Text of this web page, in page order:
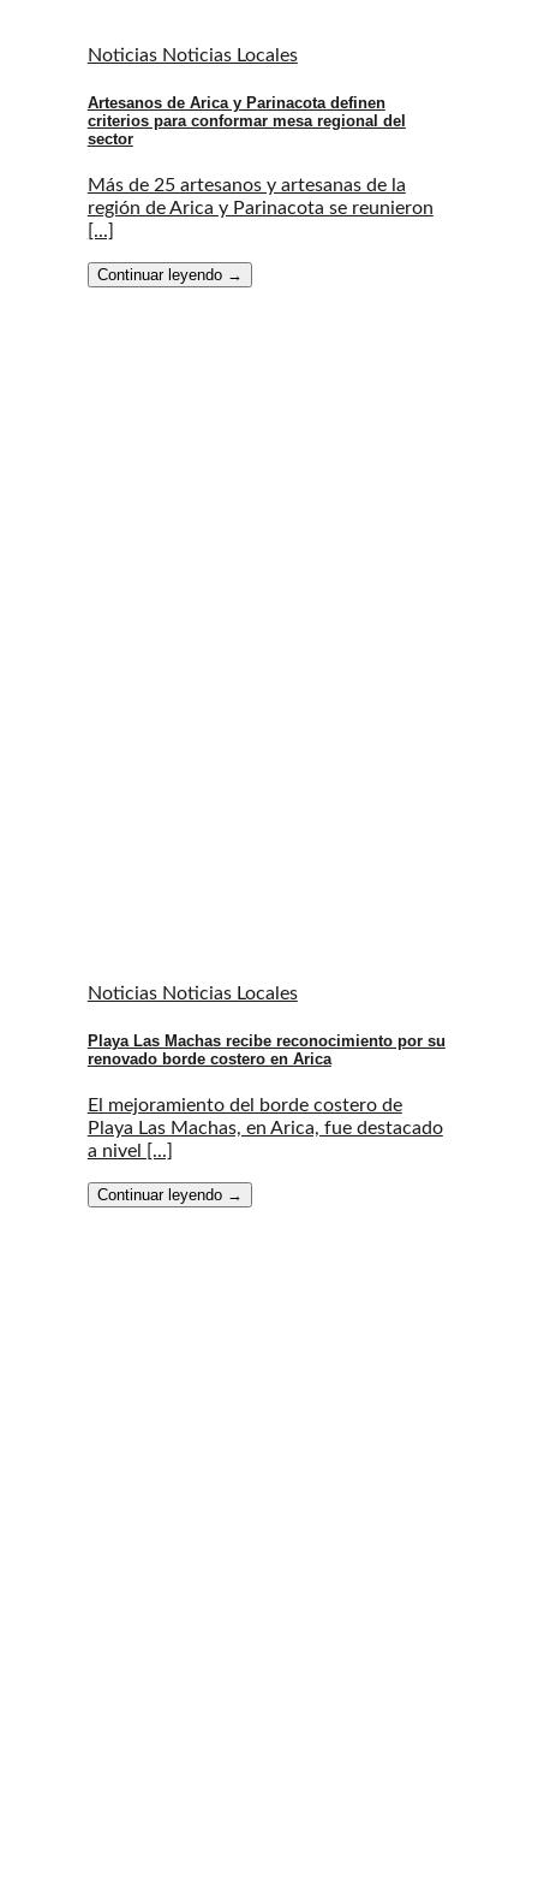
Noticias Noticias Locales
Artesanos de Arica y Parinacota definen
criterios para conformar mesa regional del
sector
Más de 25 artesanos y artesanas de la
región de Arica y Parinacota se reunieron
[...]
Continuar leyendo →
Noticias Noticias Locales
Playa Las Machas recibe reconocimiento por su
renovado borde costero en Arica
El mejoramiento del borde costero de
Playa Las Machas, en Arica, fue destacado
a nivel [...]
Continuar leyendo →